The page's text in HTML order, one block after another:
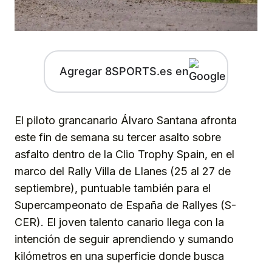
Agregar 8SPORTS.es en
El piloto grancanario Álvaro Santana afronta
este fin de semana su tercer asalto sobre
asfalto dentro de la Clio Trophy Spain, en el
marco del Rally Villa de Llanes (25 al 27 de
septiembre), puntuable también para el
Supercampeonato de España de Rallyes (S-
CER). El joven talento canario llega con la
intención de seguir aprendiendo y sumando
kilómetros en una superficie donde busca